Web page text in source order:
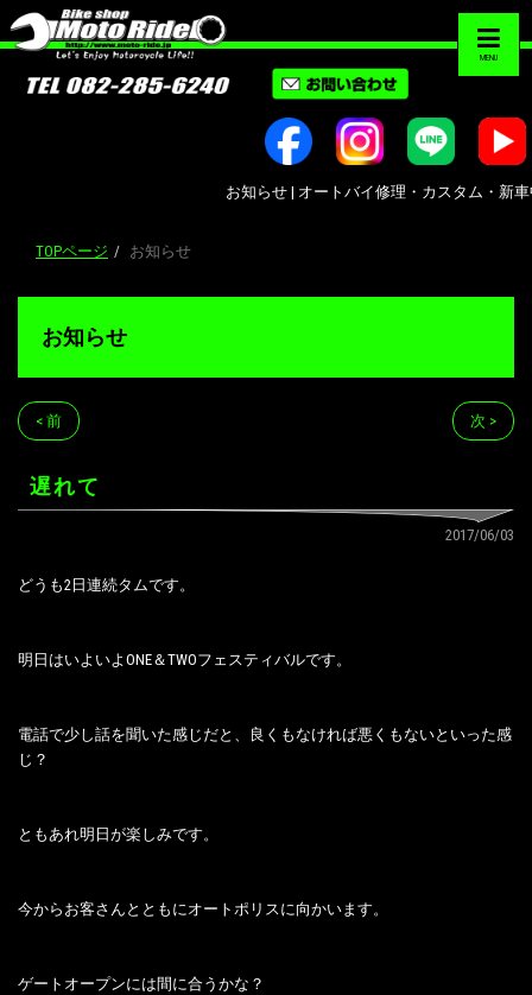
MENU
お知らせ | オートバイ修理・カスタム・新車
TOPページ お知らせ
お知らせ
< 前 次 >
遅れて
2017/06/03
どうも2日連続タムです。
明日はいよいよONE＆TWOフェスティバルです。
電話で少し話を聞いた感じだと、良くもなければ悪くもないといった感
じ？
ともあれ明日が楽しみです。
今からお客さんとともにオートポリスに向かいます。
ゲートオープンには間に合うかな？